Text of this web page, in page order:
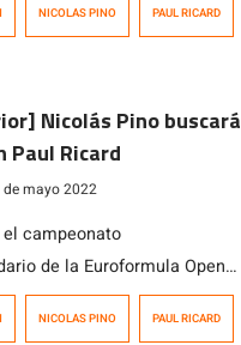
NICOLAS PINO PAUL RICARD
Nicolás Pino buscará
Paul Ricard
de mayo 2022
campeonato
de la Euroformula Open
de seguir su adaptación y
finalizado quinto en la Race 2
NICOLAS PINO PAUL RICARD